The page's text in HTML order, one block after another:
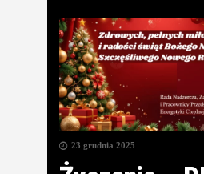
23 grudnia 2025